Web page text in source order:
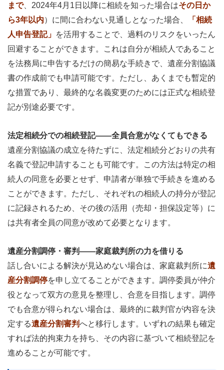
まで、2024年4月1日以降に相続を知った場合はその日か
ら3年以内）に間に合わない見通しとなった場合、
「相続
人申告登記」 を活用することで、過料のリスクをいったん
回避することができます。これは自分が相続人であること
を法務局に申告するだけの簡易な手続きで、遺産分割協議
書の作成前でも申請可能です。ただし、あくまでも暫定的
な措置であり、最終的な名義変更のためには正式な相続登
記が別途必要です。
法定相続分での相続登記——全員合意がなくてもできる
遺産分割協議の成立を待たずに、法定相続分どおりの共有
名義で登記申請することも可能です。この方法は特定の相
続人の同意を必要とせず、申請者が単独で手続きを進める
ことができます。ただし、それぞれの相続人の持分が登記
に記録されるため、その後の活用（売却・担保設定等）に
は共有者全員の同意が改めて必要となります。
遺産分割調停・審判——家庭裁判所の力を借りる
話し合いによる解決が見込めない場合は、家庭裁判所に遺
産分割調停を申し立てることができます。調停委員が仲介
役となって双方の意見を整理し、合意を目指します。調停
でも合意が得られない場合は、最終的に裁判官が内容を決
定する遺産分割審判へと移行します。いずれの結果も確定
すれば法的拘束力を持ち、その内容に基づいて相続登記を
進めることが可能です。